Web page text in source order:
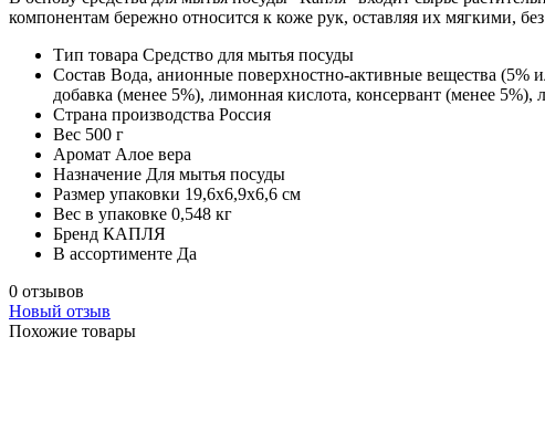
компонентам бережно относится к коже рук, оставляя их мягкими,
Тип товара Средство для мытья посуды
Состав Вода, анионные поверхностно-активные вещества (5%
добавка (менее 5%), лимонная кислота, консервант (менее
Страна производства Россия
Вес 500 г
Аромат Алое вера
Назначение Для мытья посуды
Размер упаковки 19,6х6,9х6,6 см
Вес в упаковке 0,548 кг
Бренд КАПЛЯ
В ассортименте Да
0 отзывов
Новый отзыв
Похожие товары